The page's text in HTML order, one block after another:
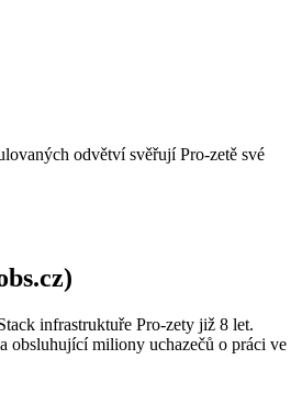
odvětví svěřují Pro-zetě své
infrastruktuře Pro-zety již 8 let.
obsluhující miliony uchazečů o práci ve